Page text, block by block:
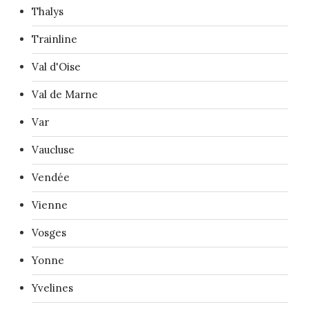
Thalys
Trainline
Val d'Oise
Val de Marne
Var
Vaucluse
Vendée
Vienne
Vosges
Yonne
Yvelines